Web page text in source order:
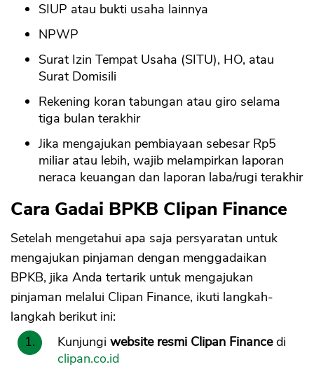
SIUP atau bukti usaha lainnya
NPWP
Surat Izin Tempat Usaha (SITU), HO, atau
Surat Domisili
Rekening koran tabungan atau giro selama
tiga bulan terakhir
Jika mengajukan pembiayaan sebesar Rp5
miliar atau lebih, wajib melampirkan laporan
neraca keuangan dan laporan laba/rugi terakhir
Cara Gadai BPKB Clipan Finance
Setelah mengetahui apa saja persyaratan untuk
mengajukan pinjaman dengan menggadaikan
BPKB, jika Anda tertarik untuk mengajukan
pinjaman melalui Clipan Finance, ikuti langkah-
langkah berikut ini:
Kunjungi website resmi Clipan Financedi
clipan.co.id